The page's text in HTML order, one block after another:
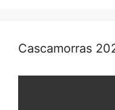
Cascamorras